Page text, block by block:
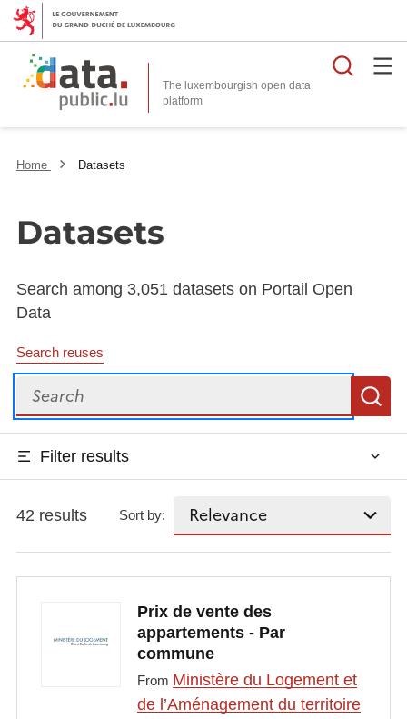
The luxembourgish open data
platform
Home Datasets
Datasets
Search among 3,051 datasets on Portail Open
Data
Search reuses
Search
Filter results
42 results Sort by:
Prix de vente des
appartements - Par
commune
From Ministère du Logement et
de l’Aménagement du territoire